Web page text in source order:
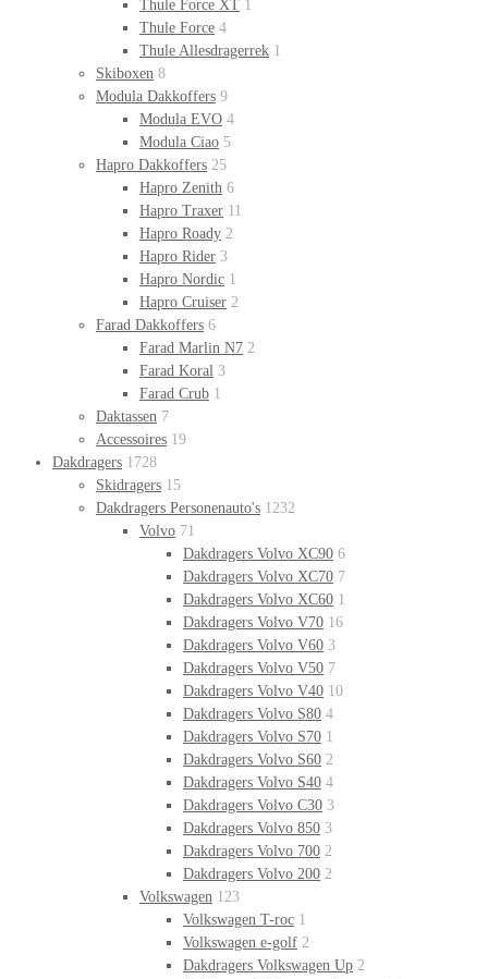
Thule Force XT 1
Thule Force 4
Thule Allesdragerrek 1
Skiboxen 8
Modula Dakkoffers 9
Modula EVO 4
Modula Ciao 5
Hapro Dakkoffers 25
Hapro Zenith 6
Hapro Traxer 11
Hapro Roady 2
Hapro Rider 3
Hapro Nordic 1
Hapro Cruiser 2
Farad Dakkoffers 6
Farad Marlin N7 2
Farad Koral 3
Farad Crub 1
Daktassen 7
Accessoires 19
Dakdragers 1728
Skidragers 15
Dakdragers Personenauto's 1232
Volvo 71
Dakdragers Volvo XC90 6
Dakdragers Volvo XC70 7
Dakdragers Volvo XC60 1
Dakdragers Volvo V70 16
Dakdragers Volvo V60 3
Dakdragers Volvo V50 7
Dakdragers Volvo V40 10
Dakdragers Volvo S80 4
Dakdragers Volvo S70 1
Dakdragers Volvo S60 2
Dakdragers Volvo S40 4
Dakdragers Volvo C30 3
Dakdragers Volvo 850 3
Dakdragers Volvo 700 2
Dakdragers Volvo 200 2
Volkswagen 123
Volkswagen T-roc 1
Volkswagen e-golf 2
Dakdragers Volkswagen Up 2